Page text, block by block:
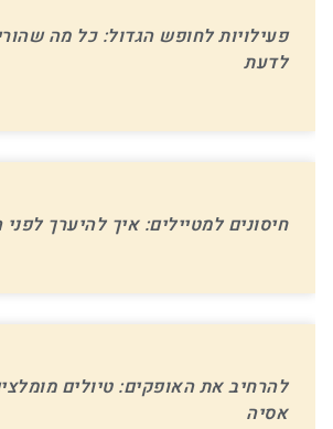
פעילויות לחופש הגדול: כל מה
לדעת
חיסונים למטיילים: איך להיערך
להרחיב את האופקים: טיולים
אסיה